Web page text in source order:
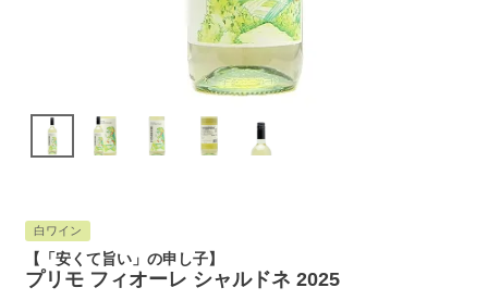
白ワイン
【「安くて旨い」の申し子】
プリモ フィオーレ シャルドネ 2025